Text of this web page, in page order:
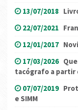
13/07/2018
22/07/2021
12/01/2017
17/03/2026
tacógrafo a partir
07/07/2019
e SIMM